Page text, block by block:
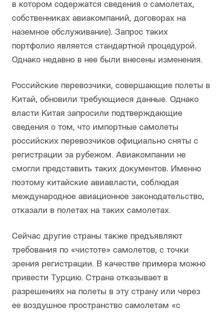
в котором содержатся сведения о самолетах,
собственниках авиакомпаний, договорах на
наземное обслуживание). Запрос таких
портфолио является стандартной процедурой.
Однако недавно в нее были внесены изменения.
Российские перевозчики, совершающие полеты в
Китай, обновили требующиеся данные. Однако
власти Китая запросили подтверждающие
сведения о том, что импортные самолеты
российских перевозчиков официально сняты с
регистрации за рубежом. Авиакомпании не
смогли представить таких документов. Именно
поэтому китайские авиавласти, соблюдая
международное авиационное законодательство,
отказали в полетах на таких самолетах.
Сейчас другие страны также предъявляют
требования по «чистоте» самолетов, с точки
зрения регистрации. В качестве примера можно
привести Турцию. Страна отказывает в
разрешениях на полеты в эту страну или через
ее воздушное пространство самолетам «с